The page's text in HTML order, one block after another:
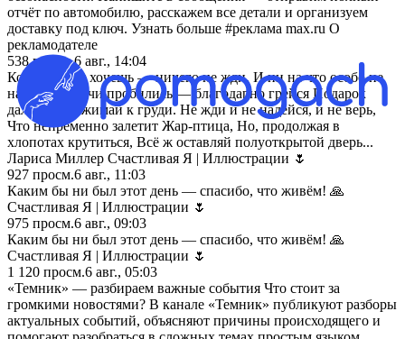
отчёт по автомобилю, расскажем все детали и организуем
доставку под ключ. Узнать больше #реклама max.ru О
рекламодателе
538просм.6 авг., 14:04
Коль счастья хочешь — ничего не жди, И ни на что особо не
надейся... Лучи пробились — благодарно грейся Подарок
дали — прижимай к груди. Не жди и не надейся, и не верь,
Что непременно залетит Жар-птица, Но, продолжая в
хлопотах крутиться, Всё ж оставляй полуоткрытой дверь...
️Лариса Миллер Счастливая Я | Иллюстрации 🌷
927 просм.6 авг., 11:03
Каким бы ни был этот день — спасибо, что живём! 🙏
Счастливая Я | Иллюстрации 🌷
975 просм.6 авг., 09:03
Каким бы ни был этот день — спасибо, что живём! 🙏
Счастливая Я | Иллюстрации 🌷
1 120 просм.6 авг., 05:03
«Темник» — разбираем важные события Что стоит за
громкими новостями? В канале «Темник» публикуют разборы
актуальных событий, объясняют причины происходящего и